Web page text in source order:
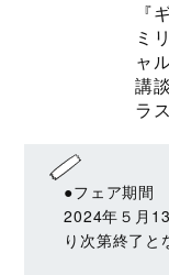
『
ミ
ャ
講
ラ
●フェア期間
2024年５月
り次第終了と